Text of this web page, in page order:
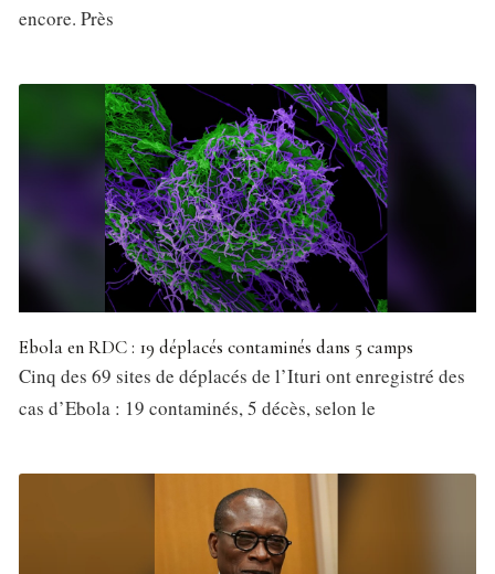
encore. Près
Ebola en RDC : 19 déplacés contaminés dans 5 camps
Cinq des 69 sites de déplacés de l’Ituri ont enregistré des
cas d’Ebola : 19 contaminés, 5 décès, selon le